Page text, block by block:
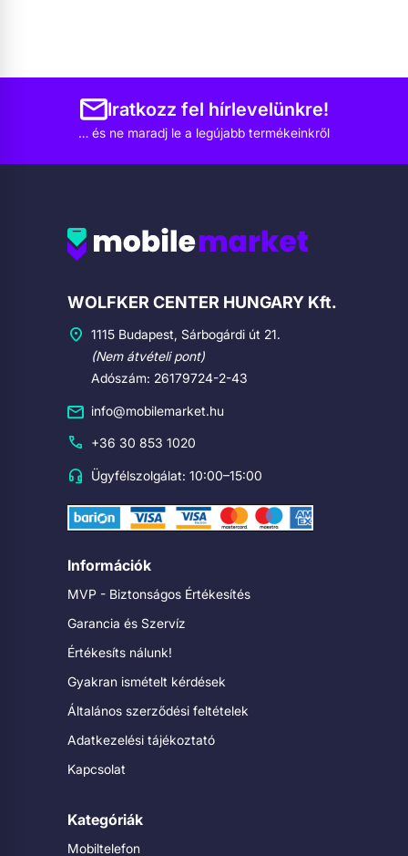
Iratkozz fel hírlevelünkre!
… és ne maradj le a legújabb termékeinkről
Cégadatok
WOLFKER CENTER HUNGARY Kft.
1115 Budapest, Sárbogárdi út 21.
(Nem átvételi pont)
Adószám: 26179724-2-43
info@mobilemarket.hu
+36 30 853 1020
Ügyfélszolgálat: 10:00–15:00
Információk
MVP - Biztonságos Értékesítés
Garancia és Szervíz
Értékesíts nálunk!
Gyakran ismételt kérdések
Általános szerződési feltételek
Adatkezelési tájékoztató
Kapcsolat
Kategóriák
Mobiltelefon